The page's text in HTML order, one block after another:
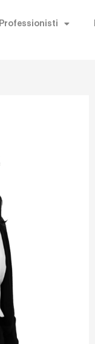
Professionisti